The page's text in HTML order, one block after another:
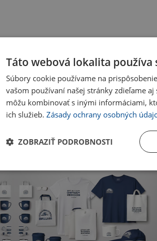
Táto webová lokalita používa
Súbory cookie používame na
vašom používaní našej stránky zdieľame
môžu kombinovať s inými informáciami,
ich služieb. Zásady ochrany osobných
ZOBRAZIŤ PODROBNOSTI